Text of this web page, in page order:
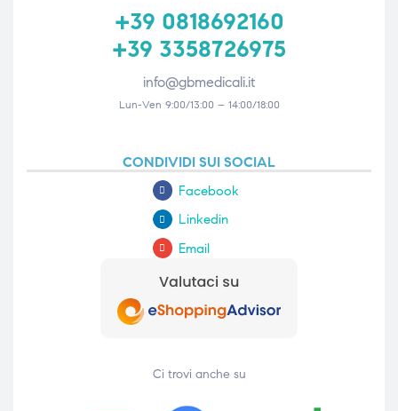
+39 0818692160
+39 3358726975
info@gbmedicali.it
Lun-Ven 9:00/13:00 – 14:00/18:00
CONDIVIDI SUI SOCIAL
Facebook
Linkedin
Email
Ci trovi anche su